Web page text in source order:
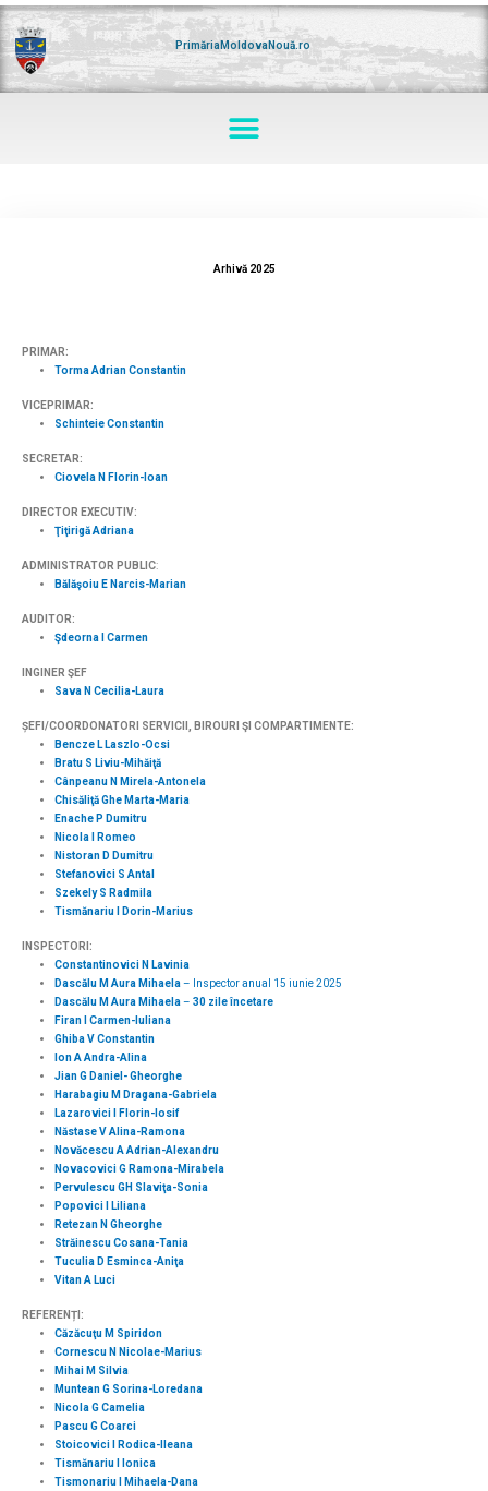
Skip
to
content
PrimăriaMoldovaNouă.ro
Menu
Arhivă 2025
PRIMAR:
Torma Adrian Constantin
VICEPRIMAR:
Schinteie Constantin
SECRETAR:
Ciovela N Florin-Ioan
DIRECTOR EXECUTIV:
Ţiţirigă Adriana
ADMINISTRATOR PUBLIC:
Bălăşoiu E Narcis-Marian
AUDITOR:
Şdeorna I Carmen
INGINER ŞEF
Sava N Cecilia-Laura
ȘEFI/COORDONATORI SERVICII, BIROURI ŞI COMPARTIMENTE:
Bencze L Laszlo-Ocsi
Bratu S Liviu-Mihăiţă
Cânpeanu N Mirela-Antonela
Chisăliţă Ghe Marta-Maria
Enache P Dumitru
Nicola I Romeo
Nistoran D Dumitru
Stefanovici S Antal
Szekely S Radmila
Tismănariu I Dorin-Marius
INSPECTORI:
Constantinovici N Lavinia
Dascălu M Aura Mihaela– Inspector anual 15 iunie 2025
Dascălu M Aura Mihaela– 30 zile încetare
Firan I Carmen-Iuliana
Ghiba V Constantin
Ion A Andra-Alina
Jian G Daniel- Gheorghe
Harabagiu M Dragana-Gabriela
Lazarovici I Florin-Iosif
Năstase V Alina-Ramona
Novăcescu A Adrian-Alexandru
Novacovici G Ramona-Mirabela
Pervulescu GH Slaviţa-Sonia
Popovici I Liliana
Retezan N Gheorghe
Străinescu Cosana-Tania
Tuculia D Esminca-Aniţa
Vitan A Luci
REFERENȚI:
Căzăcuţu M Spiridon
Cornescu N Nicolae-Marius
Mihai M Silvia
Muntean G Sorina-Loredana
Nicola G Camelia
Pascu G Coarci
Stoicovici I Rodica-Ileana
Tismănariu I Ionica
Tismonariu I Mihaela-Dana